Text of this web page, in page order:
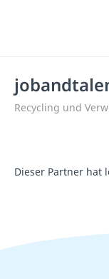
Recycling und
Dieser Partner hat